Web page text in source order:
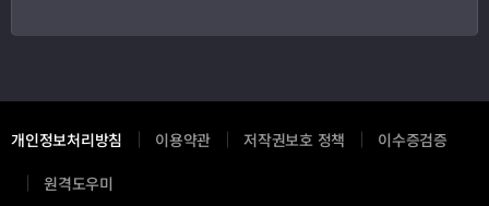
11. 군집화 만들기
개인정보처리방침 이용약관 저작권보호 정책
이수증검증
원격도우미새